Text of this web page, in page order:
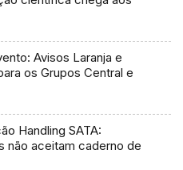
Avisos Laranja e
os Grupos Central e
Handling SATA:
não aceitam caderno de